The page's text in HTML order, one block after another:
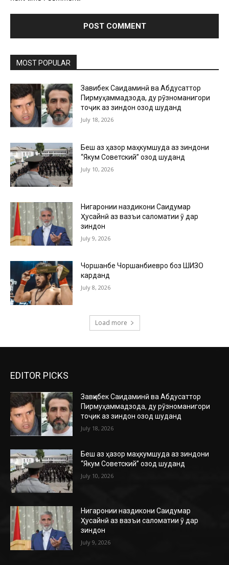
MOST POPULAR
Завқибек Саидаминӣ ва Абдусаттор
Пирмуҳаммадзода, ду рӯзноманигори
тоҷик аз зиндон озод шуданд
July 18, 2026
Беш аз ҳазор маҳкумшуда аз зиндони
“Якум Советский” озод шуданд
July 10, 2026
Нигаронии наздикони Саидумар
Ҳусайнӣ аз вазъи саломатии ӯ дар
зиндон
July 9, 2026
Чоршанбе Чоршанбиевро боз ШИЗО
карданд
July 8, 2026
Load more
EDITOR PICKS
Завқибек Саидаминӣ ва Абдусаттор
Пирмуҳаммадзода, ду рӯзноманигори
тоҷик аз зиндон озод шуданд
July 18, 2026
Беш аз ҳазор маҳкумшуда аз зиндони
“Якум Советский” озод шуданд
July 10, 2026
Нигаронии наздикони Саидумар
Ҳусайнӣ аз вазъи саломатии ӯ дар
зиндон
July 9, 2026